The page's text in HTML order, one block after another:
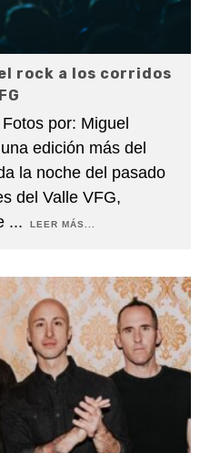
rock a los corridos
por: Miguel
edición más del
la noche del pasado
del Valle VFG,
... LEER MÁS...